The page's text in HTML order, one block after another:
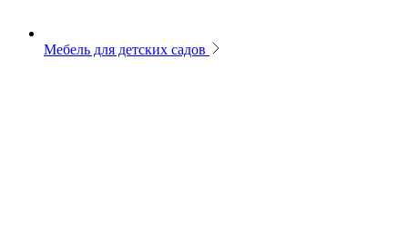
Мебель для детских садов